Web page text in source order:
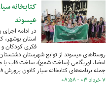
کتابخانه
عیسوند
در ادامه
استان بوشهر،
فکری کودکان و
روستاهای عیسوند از توابع شهرستان
اعضا، اوریگامی (ساخت شمع)، ساخت قاب
جمله برنامه‌های کتابخانه سیار کانون
۷ خرداد ۰۳ - ۰۸:۵۸